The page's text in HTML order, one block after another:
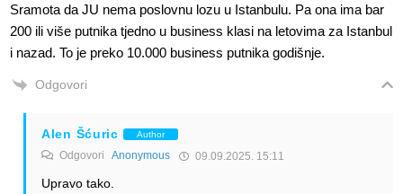
Sramota da JU nema poslovnu lozu u Istanbulu. Pa ona ima bar
200 ili više putnika tjedno u business klasi na letovima za Istanbul
i nazad. To je preko 10.000 business putnika godišnje.
Odgovori
Alen Šćuric Author
Odgovori Anonymous 09.09.2025. 15:11
Upravo tako.